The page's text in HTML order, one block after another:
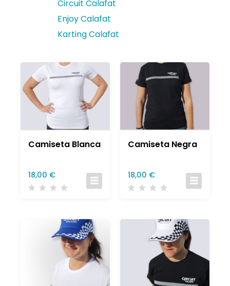
Circuit Calafat
Enjoy Calafat
Karting Calafat
Camiseta Blanca
18,00 €
Camiseta Negra
18,00 €